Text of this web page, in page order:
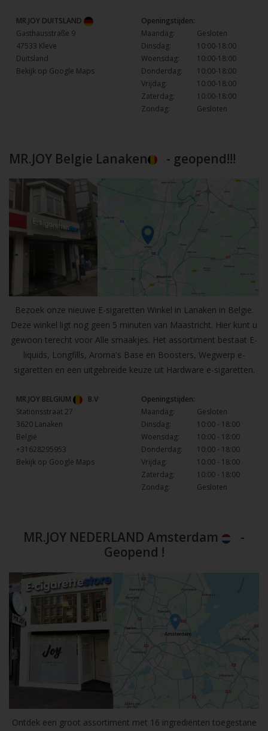
MR.JOY DUITSLAND
Gasthausstraße 9
47533 Kleve
Duitsland
Bekijk op Google Maps
Openingstijden:
Maandag:
Gesloten
Dinsdag:
10:00-18:00
Woensdag:
10:00-18:00
Donderdag:
10:00-18:00
Vrijdag:
10:00-18:00
Zaterdag:
10:00-18:00
Zondag:
Gesloten
MR.JOY Belgie Lanaken - geopend!!!
Bezoek onze nieuwe E-sigaretten Winkel in Lanaken in Belgie.
Deze winkel ligt nog geen 5 minuten van Maastricht. Hier kunt u
gewoon terecht voor Alle smaakjes. Het assortiment bestaat E-
liquids, Longfills, Aroma's Base en Boosters, Wegwerp e-
sigaretten en een uitgebreide keuze uit Hardware e-sigaretten.
MR.JOY BELGIUM
B.V
Stationsstraat 27
3620 Lanaken
België
+31628295953
Bekijk op Google Maps
Openingstijden:
Maandag:
Gesloten
Dinsdag:
10:00 - 18:00
Woensdag:
10:00 - 18:00
Donderdag:
10:00 - 18:00
Vrijdag:
10:00 - 18:00
Zaterdag:
10:00 - 18:00
Zondag:
Gesloten
MR.JOY NEDERLAND Amsterdam
-
Geopend !
Ontdek een groot assortiment met 16 ingrediënten toegestane